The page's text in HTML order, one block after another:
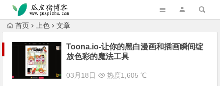
跳转到主内容
首页 上色 文章
Toona.io-让你的黑白漫画和插画瞬间绽
放色彩的魔法工具
03月18日 热度1,605 ℃